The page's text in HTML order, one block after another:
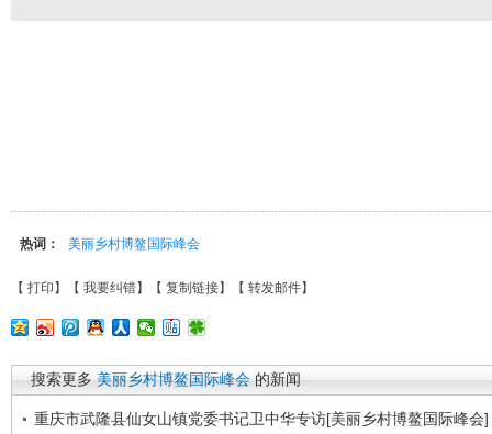
热词： 美丽乡村博鳌国际峰会
【 打印 】【 我要纠错】【 复制链接】【 转发邮件】
搜索更多 美丽乡村博鳌国际峰会 的新闻
重庆市武隆县仙女山镇党委书记卫中华专访[美丽乡村博鳌国际峰会]